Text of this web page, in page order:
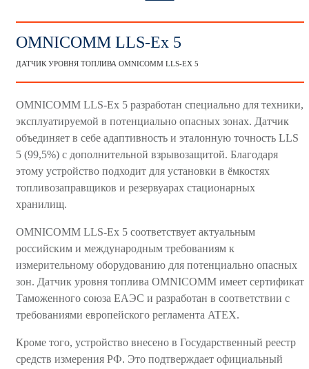
OMNICOMM LLS-Ex 5
ДАТЧИК УРОВНЯ ТОПЛИВА OMNICOMM LLS-EX 5
OMNICOMM LLS-Ex 5 разработан специально для техники,
эксплуатируемой в потенциально опасных зонах. Датчик
объединяет в себе адаптивность и эталонную точность LLS
5 (99,5%) с дополнительной взрывозащитой. Благодаря
этому устройство подходит для установки в ёмкостях
топливозаправщиков и резервуарах стационарных
хранилищ.
OMNICOMM LLS-Ex 5 соответствует актуальным
российским и международным требованиям к
измерительному оборудованию для потенциально опасных
зон. Датчик уровня топлива OMNICOMM имеет сертификат
Таможенного союза ЕАЭС и разработан в соответствии с
требованиями европейского регламента ATEX.
Кроме того, устройство внесено в Государственный реестр
средств измерения РФ. Это подтверждает официальный